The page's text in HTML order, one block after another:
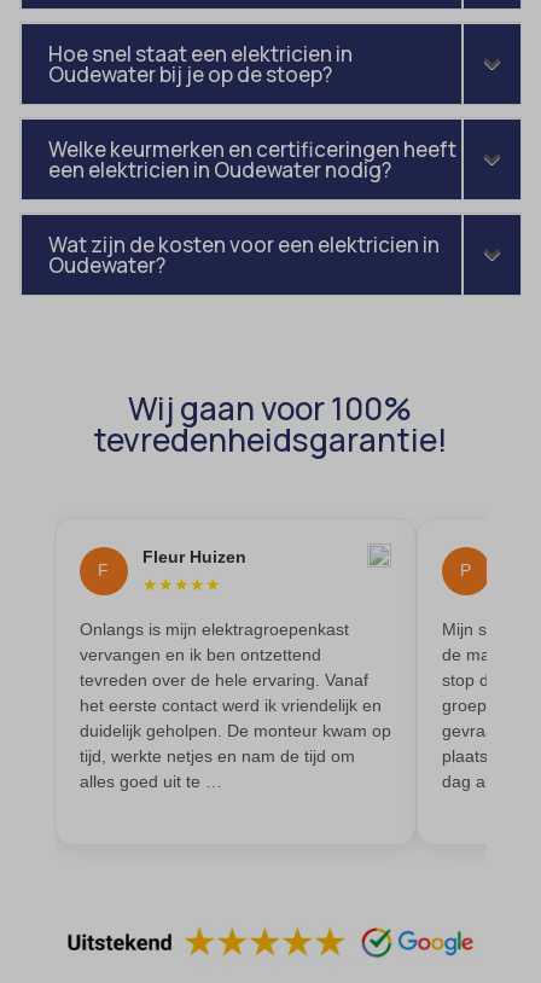
Hoe snel staat een elektricien in
Oudewater bij je op de stoep?
Welke keurmerken en certificeringen heeft
een elektricien in Oudewater nodig?
Wat zijn de kosten voor een elektricien in
Oudewater?
Wij gaan voor 100%
tevredenheidsgarantie!
F
Fleur Huizen
★★★★★
Onlangs is mijn elektragroepenkast
vervangen en ik ben ontzettend
tevreden over de hele ervaring. Vanaf
het eerste contact werd ik vriendelijk en
duidelijk geholpen. De monteur kwam op
tijd, werkte netjes en nam de tijd om
alles goed uit te …
P
Mijn
de
stop door.
groepen.
gevraagd of
plaatsen.
dag al. De …
et-pb-recent-items-colors
et-pb-recent-items-font_family
gdpr_consent
intercom-id-*
sessionId
wordpress_test_cookie
wp-settings-*
wp-settings-time-*
wpl_viewed_cookie
amp_*
av_lang
borlabs-cookie
cato_fw_inet
cb-enabled
cc_cookie_accept
et-editing-post-*
et-recommend-sync-post-*
et-saved-post*
et-saving-post-*
euCookie
ext_name
i18next